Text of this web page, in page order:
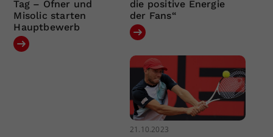
Tag – Ofner und
Misolic starten
Hauptbewerb
die positive Energie
der Fans“
21.10.2023